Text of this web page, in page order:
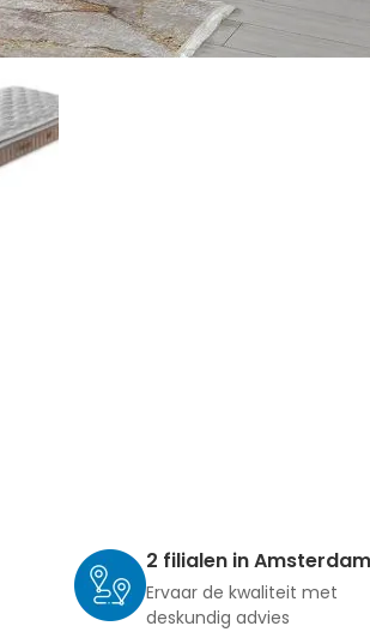
2 filialen in Amsterdam
Ervaar de kwaliteit met
deskundig advies